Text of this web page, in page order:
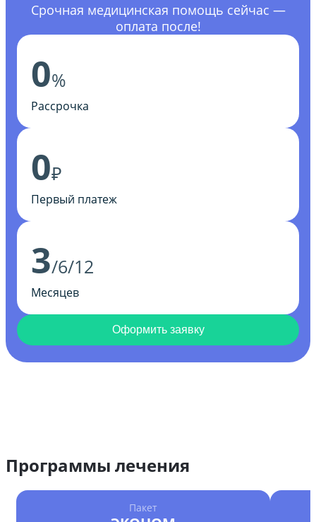
Срочная медицинская помощь сейчас —
оплата после!
0%
Рассрочка
0₽
Первый платеж
3/6/12
Месяцев
Оформить заявку
Программы лечения
Пакет